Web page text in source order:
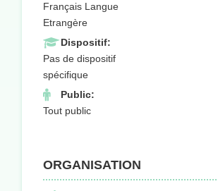
Français Langue
Etrangère
Dispositif:
Pas de dispositif
spécifique
Public:
Tout public
ORGANISATION